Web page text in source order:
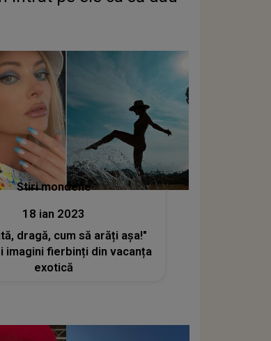
Stiri mondene
18 ian 2023
dragă, cum să arăți așa!"
imagini fierbinți din vacanța
exotică